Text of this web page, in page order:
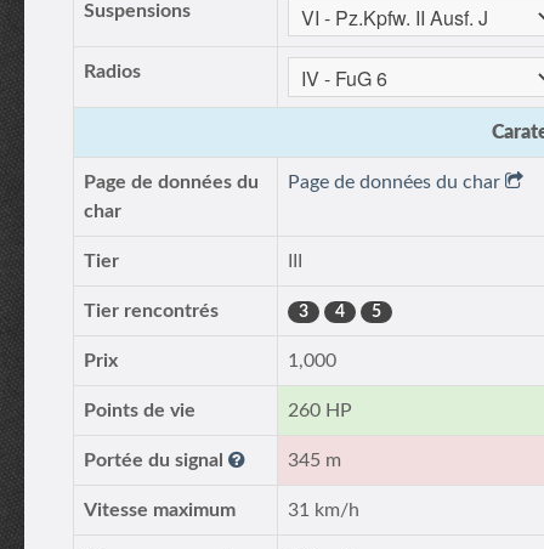
Suspensions
Radios
Page de données du
char
Page de données du char
Tier
Tier rencontrés 3 4 5
Prix 1,000
Points de vie 260 HP
Portée du signal 345 m
Vitesse maximum 31 km/h